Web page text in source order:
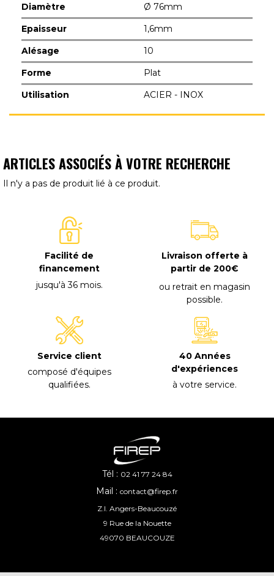
Diamètre
Ø 76mm
Epaisseur
1,6mm
Alésage
10
Forme
Plat
Utilisation
ACIER - INOX
ARTICLES ASSOCIÉS À VOTRE RECHERCHE
Il n'y a pas de produit lié à ce produit.
Facilité de
financement
jusqu'à 36 mois.
Livraison offerte à
partir de 200€
ou retrait en magasin
possible.
Service client
composé d'équipes
qualifiées.
40 Années
d'expériences
à votre service.
Tél : 02 41 77 24 84
Mail : contact@firep.fr
Z.I. Angers-Beaucouzé
9 Rue de la Nouette
49070 BEAUCOUZE